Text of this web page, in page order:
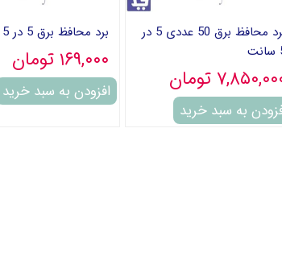
برد محافظ برق 50 عددی 5 در
تومان
به سبد خرید
برد محافظ برق 5 در 5 سانت
۱۶۹,۰۰۰ تومان
افزودن به سبد خرید